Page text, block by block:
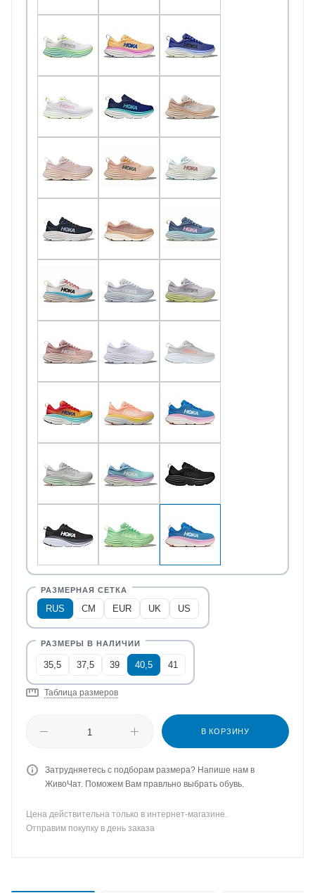
RUS CM EUR UK US
35,5 37,5 39 40,5 41
Таблица размеров
В КОРЗИНУ
Затрудняетесь с подборам размера? Напише нам в
ЖивоЧат. Поможем Вам правльно выбрать обувь.
Цена действительна только в интернет-магазине.
Отправим покупку в день заказа